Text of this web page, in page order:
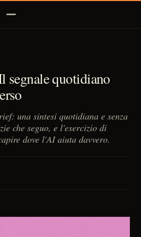
segnale quotidiano
una sintesi quotidiana e senza
che seguo, e l'esercizio di
dove l'AI aiuta davvero.